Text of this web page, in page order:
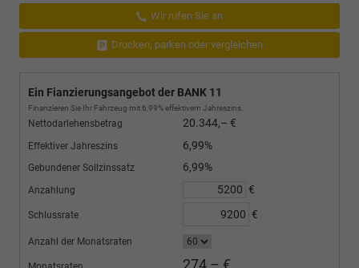
Wir rufen Sie an
Drucken, parken oder vergleichen
Ein Fianzierungsangebot der BANK 11
Finanzieren Sie Ihr Fahrzeug mit 6,99% effektivem Jahreszins.
Nettodarlehensbetrag 20.344,– €
Effektiver Jahreszins 6,99%
Gebundener Sollzinssatz 6,99%
Anzahlung €
Schlussrate €
Anzahl der Monatsraten
274,– €